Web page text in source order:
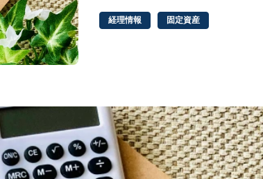
経理情報 固定資産